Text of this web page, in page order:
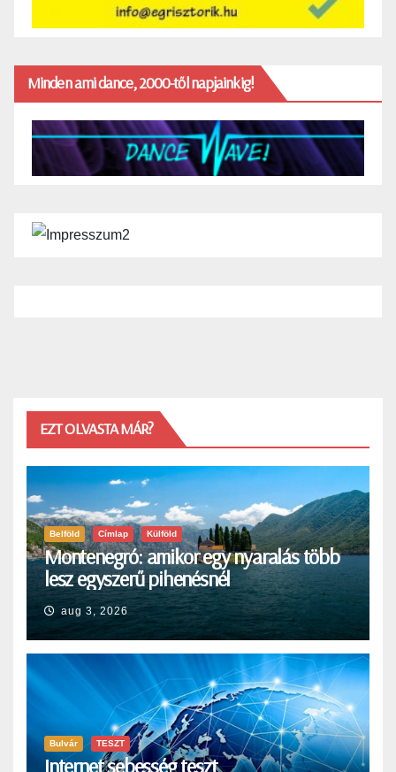
Minden ami dance, 2000-től napjainkig!
EZT OLVASTA MÁR?
Belföld Címlap Külföld
Montenegró: amikor egy nyaralás több
lesz egyszerű pihenésnél
aug 3, 2026
Bulvár TESZT
Internet sebesség teszt